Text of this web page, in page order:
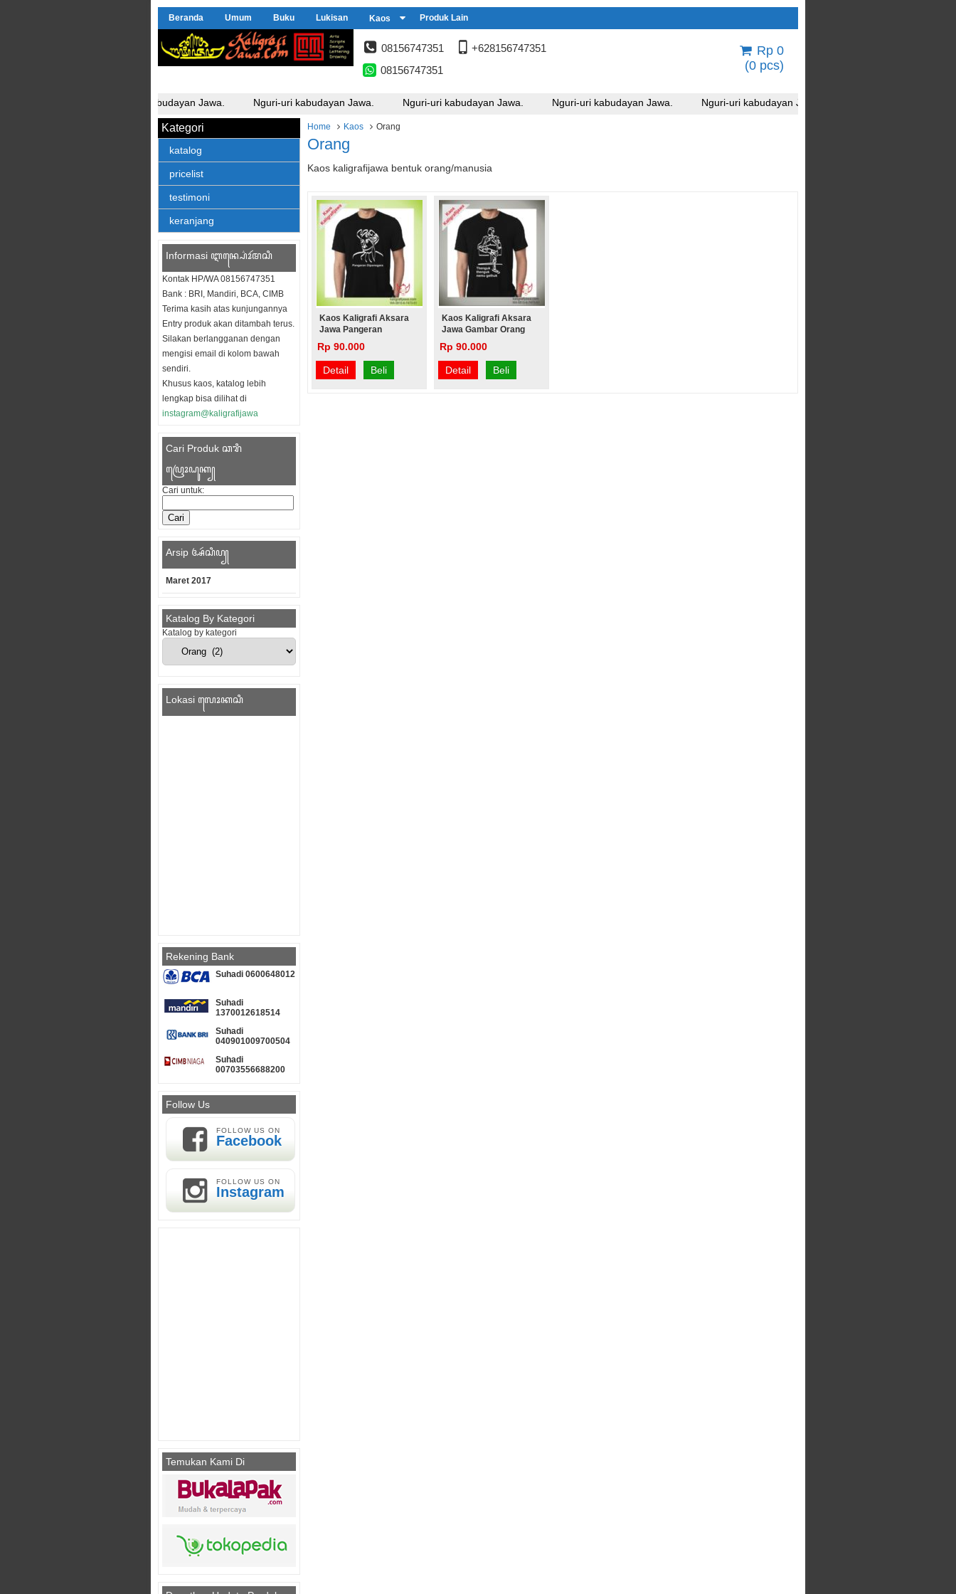
Beranda Umum Buku Lukisan Kaos Produk Lain
08156747351
+628156747351
08156747351
Rp 0
(0 pcs)
Nguri-uri kabudayan Jawa. Nguri-uri kabudayan Jawa. Nguri-uri kabudayan Jawa. Nguri-uri kabudayan Jawa. Nguri-uri kabudayan Jawa.
Home Kaos Orang
Orang
Kaos kaligrafijawa bentuk orang/manusia
Kaos Kaligrafi Aksara
Jawa Pangeran
Dipanegara
Rp 90.000
Detail Beli
Kaos Kaligrafi Aksara
Jawa Gambar Orang
Thenguk-Thenguk
Rp 90.000
Detail Beli
Kategori
katalog
pricelist
testimoni
keranjang
Informasi ꦆꦤ꧀ꦥ꦳ꦺꦴꦂꦩꦱꦶ
Kontak HP/WA 08156747351
Bank : BRI, Mandiri, BCA, CIMB
Terima kasih atas kunjungannya
Entry produk akan ditambah terus.
Silakan berlangganan dengan
mengisi email di kolom bawah
sendiri.
Khusus kaos, katalog lebih
lengkap bisa dilihat di
instagram@kaligrafijawa
Cari Produk ꦕꦫꦶ
ꦥꦿꦺꦴꦝꦸꦏ꧀
Cari untuk:
Arsip ꦄꦂꦱꦶꦥ꧀
Maret 2017
Katalog By Kategori
Katalog by kategori
Lokasi ꦭꦺꦴꦏꦱꦶ
Rekening Bank
Suhadi 0600648012
Suhadi
1370012618514
Suhadi
040901009700504
Suhadi
00703556688200
Follow Us
FOLLOW US ON
Facebook
FOLLOW US ON
Instagram
Temukan Kami Di